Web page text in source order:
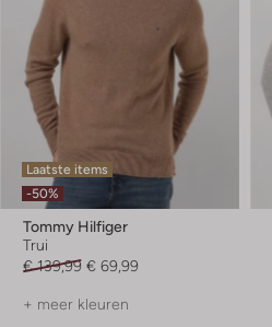
Laatste items
-50%
Tommy Hilfiger
Trui
€ 139,99 € 69,99
+ meer kleuren